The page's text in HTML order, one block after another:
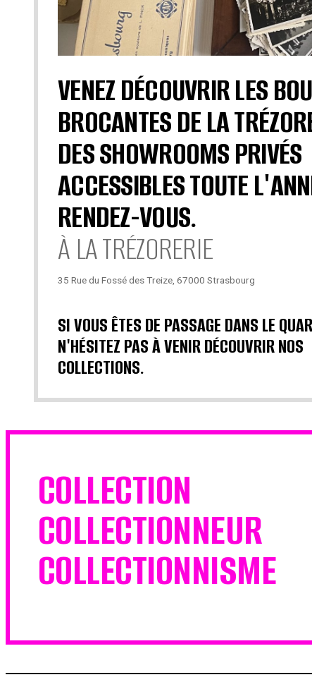
VENEZ DÉCOUVRIR LES
BROCANTES DE LA
DES SHOWROOMS PRIVÉS
ACCESSIBLES TOUTE
RENDEZ-VOUS.
À LA TRÉZORERIE
35 Rue du Fossé des Treize, 67000 Strasbourg
SI VOUS ÊTES DE PASSAGE DANS LE
N'HÉSITEZ PAS À VENIR DÉCOUVRIR NOS
COLLECTIONS.
COLLECTION
COLLECTIONNEUR
COLLECTIONNISME